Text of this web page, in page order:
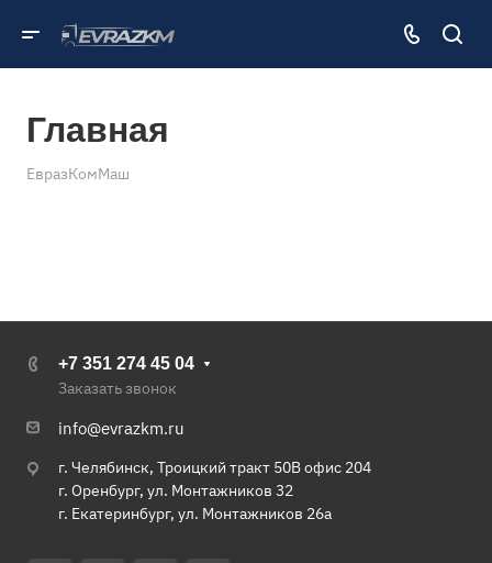
Главная
ЕвразКомМаш
+7 351 274 45 04
Заказать звонок
info@evrazkm.ru
г. Челябинск, Троицкий тракт 50В офис 204
г. Оренбург, ул. Монтажников 32
г. Екатеринбург, ул. Монтажников 26а